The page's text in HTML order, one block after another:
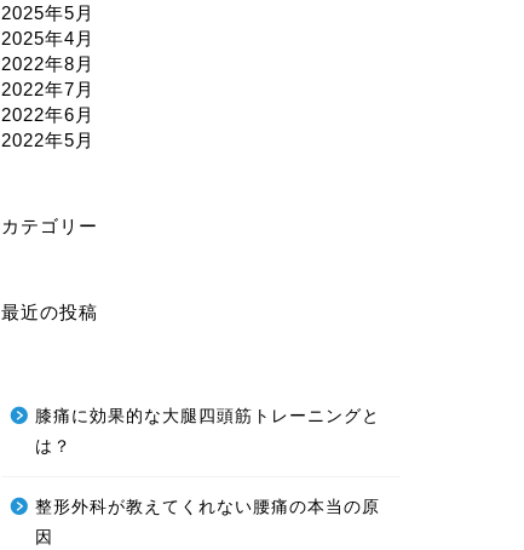
2025年5月
2025年4月
2022年8月
2022年7月
2022年6月
2022年5月
カテゴリー
最近の投稿
膝痛に効果的な大腿四頭筋トレーニングと
は？
整形外科が教えてくれない腰痛の本当の原
因